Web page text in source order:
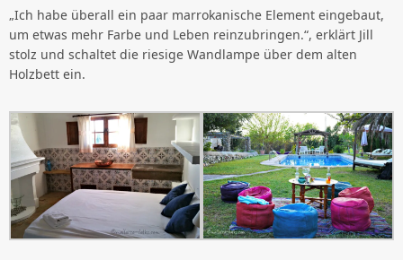
„Ich habe überall ein paar marrokanische Element eingebaut,
um etwas mehr Farbe und Leben reinzubringen.“, erklärt Jill
stolz und schaltet die riesige Wandlampe über dem alten
Holzbett ein.